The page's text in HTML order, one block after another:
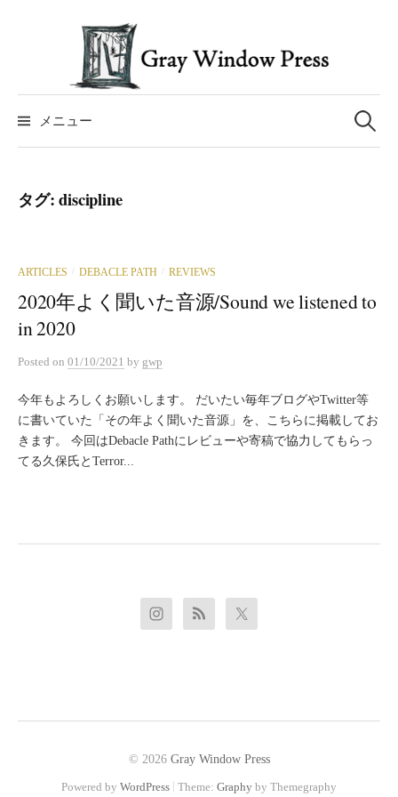
へ
ッ
メニュー
検
索:
タグ:discipline
ARTICLES / DEBACLE PATH / REVIEWS
2020年よく聞いた音源/Sound we listened to
in 2020
Posted on 01/10/2021 by gwp
今年もよろしくお願いします。 だいたい毎年ブログやTwitter等
に書いていた「その年よく聞いた音源」を、こちらに掲載してお
きます。 今回はDebacle Pathにレビューや寄稿で協力してもらっ
てる久保氏とTerror...
© 2026 Gray Window Press
Powered by WordPress | Theme: Graphy by Themegraphy